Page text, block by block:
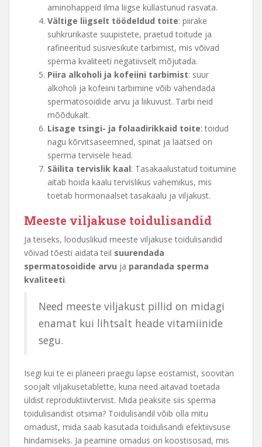
aminohappeid ilma liigse küllastunud rasvata.
Vältige liigselt töödeldud toite: piirake
suhkrurikaste suupistete, praetud toitude ja
rafineeritud süsivesikute tarbimist, mis võivad
sperma kvaliteeti negatiivselt mõjutada.
Piira alkoholi ja kofeiini tarbimist: suur
alkoholi ja kofeiini tarbimine võib vähendada
spermatosoidide arvu ja liikuvust. Tarbi neid
mõõdukalt.
Lisage tsingi- ja folaadirikkaid toite: toidud
nagu kõrvitsaseemned, spinat ja läätsed on
sperma tervisele head.
Säilita tervislik kaal: Tasakaalustatud toitumine
aitab hoida kaalu tervislikus vahemikus, mis
toetab hormonaalset tasakaalu ja viljakust.
Meeste viljakuse toidulisandid
Ja teiseks, looduslikud meeste viljakuse toidulisandid
võivad tõesti aidata teil suurendada
spermatosoidide arvu ja parandada sperma
kvaliteeti.
Need meeste viljakust pillid on midagi
enamat kui lihtsalt heade vitamiinide
segu.
Isegi kui te ei planeeri praegu lapse eostamist, soovitan
soojalt viljakusetablette, kuna need aitavad toetada
üldist reproduktiivtervist. Mida peaksite siis sperma
toidulisandist otsima? Toidulisandil võib olla mitu
omadust, mida saab kasutada toidulisandi efektiivsuse
hindamiseks. Ja peamine omadus on koostisosad, mis